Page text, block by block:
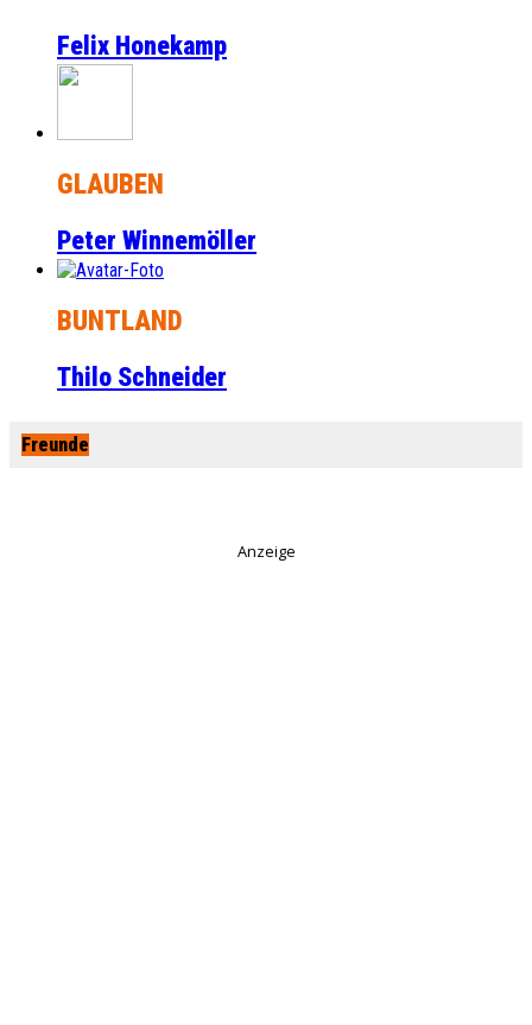
Felix Honekamp
GLAUBEN
Peter Winnemöller
BUNTLAND
Thilo Schneider
Freunde
Anzeige